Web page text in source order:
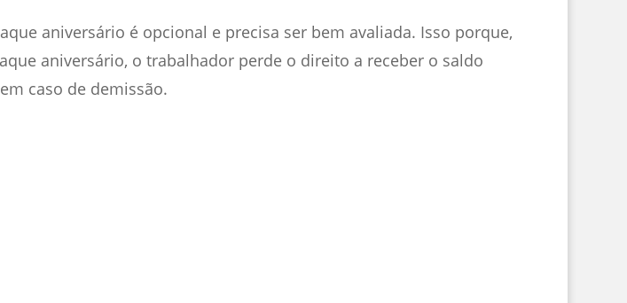
aniversário é opcional e precisa ser bem avaliada. Isso porque,
aniversário, o trabalhador perde o direito a receber o saldo
caso de demissão.